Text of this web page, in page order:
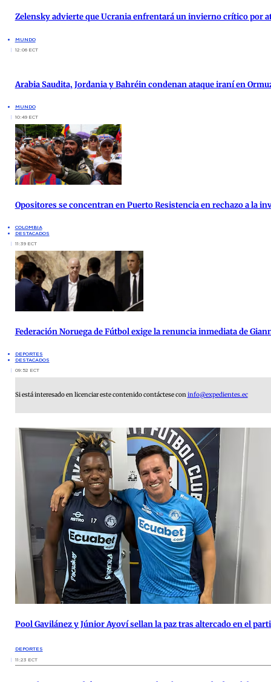
Zelensky advierte que Ucrania enfrentará un invierno crítico por
MUNDO
12:06 ECT
Arabia Saudita, Jordania y Bahréin condenan ataque iraní en
MUNDO
10:49 ECT
Opositores se concentran en Puerto Resistencia en rechazo a la
COLOMBIA
DESTACADOS
11:39 ECT
Federación Noruega de Fútbol exige la renuncia inmediata de
DEPORTES
DESTACADOS
09:52 ECT
Si está interesado en licenciar este contenido contáctese coninfo@expedientes.ec
Pool Gavilánez y Júnior Ayoví sellan la paz tras altercado en el
DEPORTES
11:23 ECT